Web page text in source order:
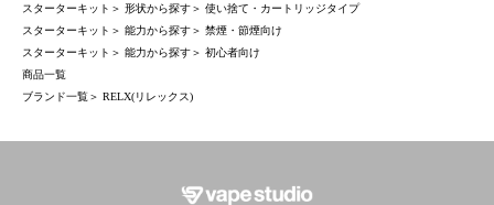
スターターキット ＞ 形状から探す＞ 使い捨て・カートリッジタイプ
スターターキット ＞ 能力から探す＞ 禁煙・節煙向け
スターターキット ＞ 能力から探す＞ 初心者向け
商品一覧
ブランド一覧＞ RELX(リレックス)